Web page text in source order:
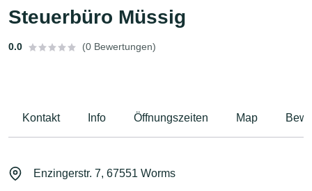
Steuerbüro Müssig
0.0 (0 Bewertungen)
Kontakt Info Öffnungszeiten Map
Enzingerstr. 7, 67551 Worms